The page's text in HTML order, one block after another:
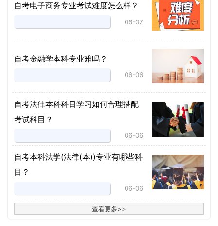
自考电子商务专业考试难度怎么样？
06-07
自考金融学本科专业难吗？
06-06
自考法律本科科目学习如何合理搭配
考试科目？
06-06
​自考本科法学(法律(本))专业有哪些科
目？
06-06
查看更多>>